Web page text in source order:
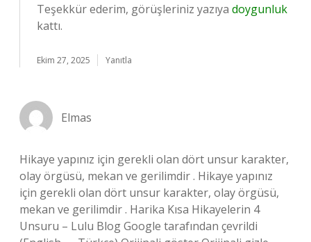
Teşekkür ederim, görüşleriniz yazıya doygunluk
kattı.
Ekim 27, 2025 Yanıtla
Elmas
Hikaye yapınız için gerekli olan dört unsur karakter,
olay örgüsü, mekan ve gerilimdir . Hikaye yapınız
için gerekli olan dört unsur karakter, olay örgüsü,
mekan ve gerilimdir . Harika Kısa Hikayelerin 4
Unsuru – Lulu Blog Google tarafından çevrildi